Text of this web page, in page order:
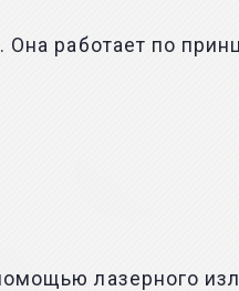
работает по
лазерного